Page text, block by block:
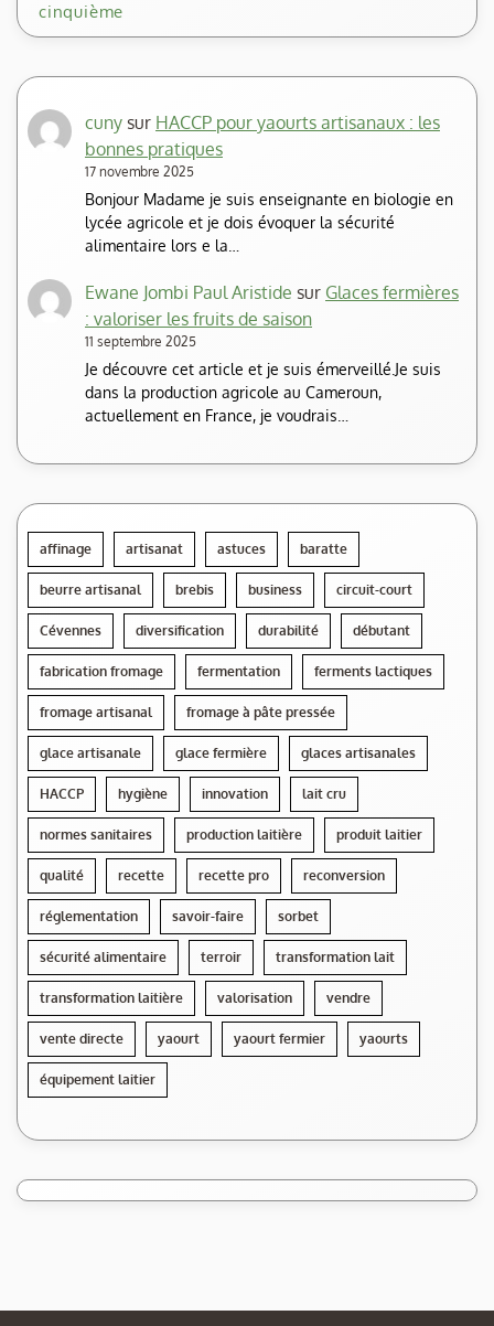
cinquième
cuny sur HACCP pour yaourts artisanaux : les
bonnes pratiques
17 novembre 2025
Bonjour Madame je suis enseignante en biologie en
lycée agricole et je dois évoquer la sécurité
alimentaire lors e la…
Ewane Jombi Paul Aristide sur Glaces fermières
: valoriser les fruits de saison
11 septembre 2025
Je découvre cet article et je suis émerveillé.Je suis
dans la production agricole au Cameroun,
actuellement en France, je voudrais…
affinage artisanat astuces baratte
beurre artisanal brebis business circuit-court
Cévennes diversification durabilité débutant
fabrication fromage fermentation ferments lactiques
fromage artisanal fromage à pâte pressée
glace artisanale glace fermière glaces artisanales
HACCP hygiène innovation lait cru
normes sanitaires production laitière produit laitier
qualité recette recette pro reconversion
réglementation savoir-faire sorbet
sécurité alimentaire terroir transformation lait
transformation laitière valorisation vendre
vente directe yaourt yaourt fermier yaourts
équipement laitier